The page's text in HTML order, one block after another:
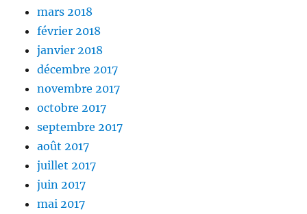
mars 2018
février 2018
janvier 2018
décembre 2017
novembre 2017
octobre 2017
septembre 2017
août 2017
juillet 2017
juin 2017
mai 2017